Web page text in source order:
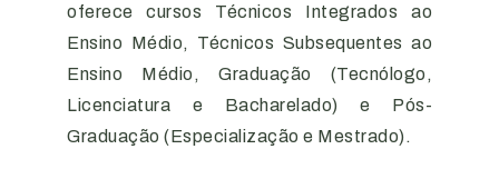
oferece cursos Técnicos Integrados ao
Ensino Médio, Técnicos Subsequentes ao
Ensino Médio, Graduação (Tecnólogo,
Licenciatura e Bacharelado) e Pós-
Graduação (Especialização e Mestrado).